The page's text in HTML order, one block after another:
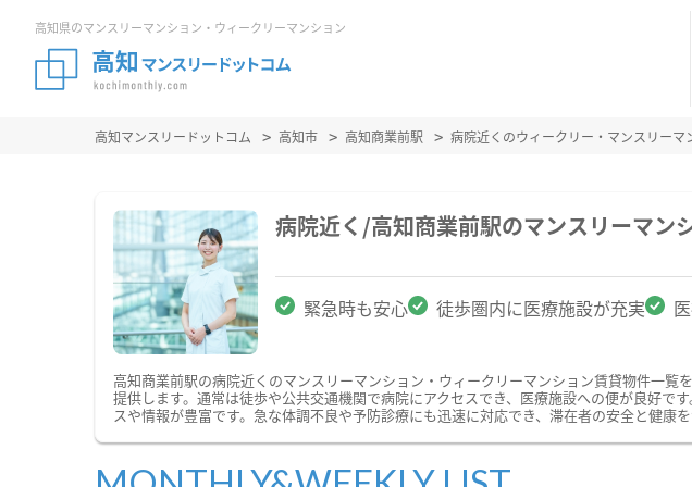
高知県のマンスリーマンション・ウィークリーマンション
高知マンスリードットコム 高知市 高知商業前駅 病院近くのウィークリー・マンスリーマ
病院近く/高知商業前駅のマンスリーマン
緊急時も安心 徒歩圏内に医療施設が充実
高知商業前駅の病院近くのマンスリーマンション・ウィークリーマンション賃貸物件一
提供します。通常は徒歩や公共交通機関で病院にアクセスでき、医療施設への便が良好で
スや情報が豊富です。急な体調不良や予防診療にも迅速に対応でき、滞在者の安全と健康を